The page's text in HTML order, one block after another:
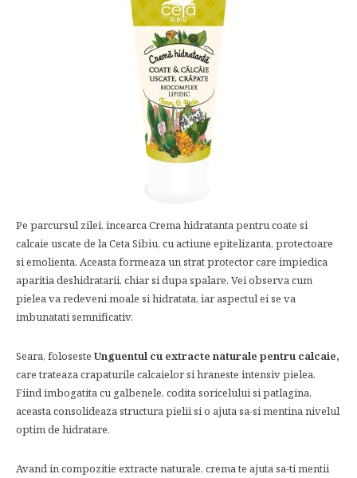
Pe parcursul zilei, incearca Crema hidratanta pentru coate si
calcaie uscate de la Ceta Sibiu, cu actiune epitelizanta, protectoare
si emolienta. Aceasta formeaza un strat protector care impiedica
aparitia deshidratarii, chiar si dupa spalare. Vei observa cum
pielea va redeveni moale si hidratata, iar aspectul ei se va
imbunatati semnificativ.
Seara, folosesteUnguentul cu extracte naturale pentru calcaie,
care trateaza crapaturile calcaielor si hraneste intensiv pielea.
Fiind imbogatita cu galbenele, codita soricelului si patlagina,
aceasta consolideaza structura pielii si o ajuta sa-si mentina nivelul
optim de hidratare.
Avand in compozitie extracte naturale, crema te ajuta sa-ti mentii